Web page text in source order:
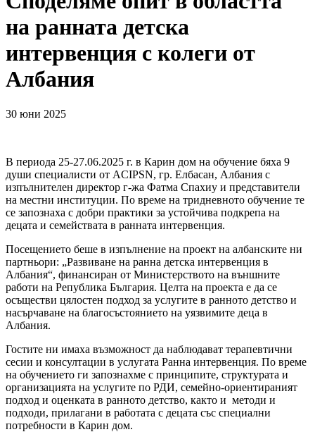
на ранната детска
интервенция с колеги от
Албания
30 юни 2025
В периода 25-27.06.2025 г. в Карин дом на обучение бяха 9
души специалисти от ACIPSN, гр. Eлбасан, Албания с
изпълнителен директор г-жа Фатма Спахиу и представители
на местни институции. По време на тридневното обучение те
се запознаха с добри практики за устойчива подкрепа на
децата и семействата в ранната интервенция.
Посещението беше в изпълнение на проект на албанските ни
партньори: „Развиване на ранна детска интервенция в
Албания“, финансиран от Министерството на външните
работи на Република България. Целта на проекта е да се
осъществи цялостен подход за услугите в ранното детство и
насърчаване на благосъстоянието на уязвимите деца в
Албания.
Гостите ни имаха възможност да наблюдават терапевтични
сесии и консултации в услугата Ранна интервенция. По време
на обучението ги запознахме с принципите, структурата и
организацията на услугите по РДИ, семейно-ориентираният
подход и оценката в ранното детство, както и методи и
подходи, прилагани в работата с децата със специални
потребности в Карин дом.